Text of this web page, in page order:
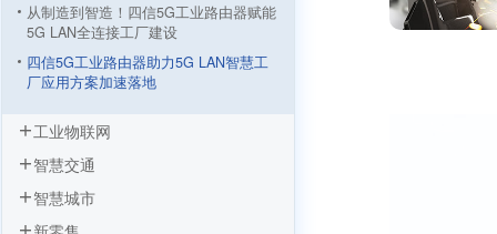
从制造到智造！四信5G工业路由器赋能
5G LAN全连接工厂建设
四信5G工业路由器助力5G LAN智慧工
厂应用方案加速落地
四信让施工安全看得见
5G+智慧工厂数据采集监控方案 “数字
AGV小车基于四信5G工业路由器的应用
工业物联网
智慧交通
智慧城市